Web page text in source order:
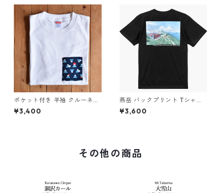
ポケット付き 半袖 クルーネッ
ク Tシャツ 綿 コットン 山 登
山 富士山 山Tシャツ 山のイラ
¥3,400
燕岳 バックプリント Tシャツ
綿 コットン 山 登山 山Tシャツ
山のイラスト ブラック 黒
¥3,600
その他の商品